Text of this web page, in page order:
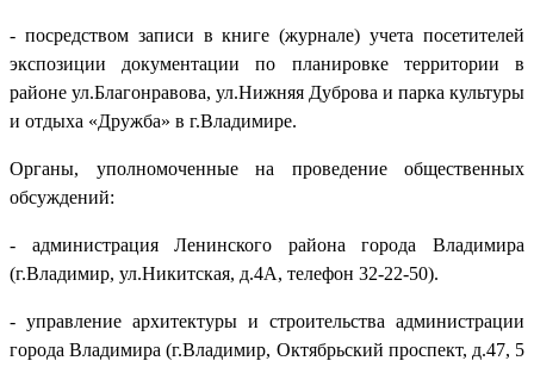
- посредством записи в книге (журнале) учета посетителей
экспозиции документации по планировке территории в
районе ул.Благонравова, ул.Нижняя Дуброва и парка культуры
и отдыха «Дружба» в г.Владимире.
Органы, уполномоченные на проведение общественных
обсуждений:
- администрация Ленинского района города Владимира
(г.Владимир, ул.Никитская, д.4А, телефон 32-22-50).
- управление архитектуры и строительства администрации
города Владимира (г.Владимир, Октябрьский проспект, д.47, 5